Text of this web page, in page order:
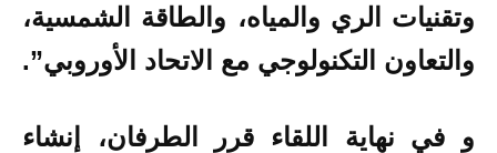
وتقنيات الري والمياه، والطاقة الشمسية،
والتعاون التكنولوجي مع الاتحاد الأوروبي”.
و في نهاية اللقاء قرر الطرفان، إنشاء